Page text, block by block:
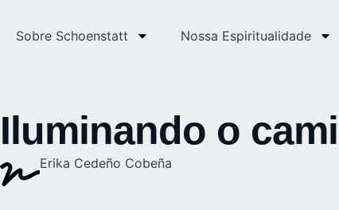
Sobre Schoenstatt Nossa Espiritualidade
Iluminando o
Erika Cedeño Cobeña